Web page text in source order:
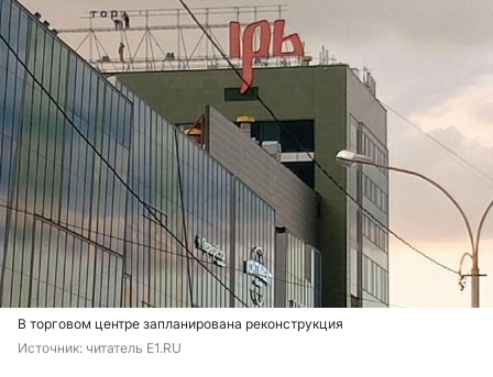
В торговом центре запланирована реконструкция
Источник: читатель E1.RU